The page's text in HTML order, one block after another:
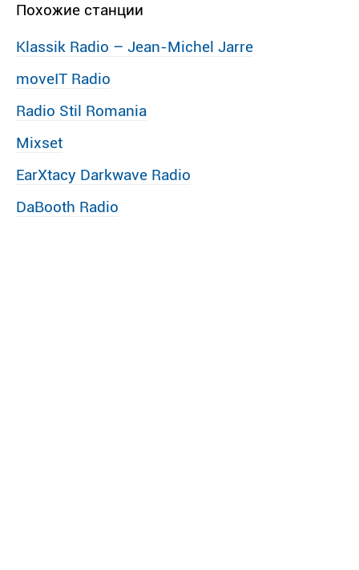
Похожие станции
Klassik Radio – Jean-Michel Jarre
moveIT Radio
Radio Stil Romania
Mixset
EarXtacy Darkwave Radio
DaBooth Radio